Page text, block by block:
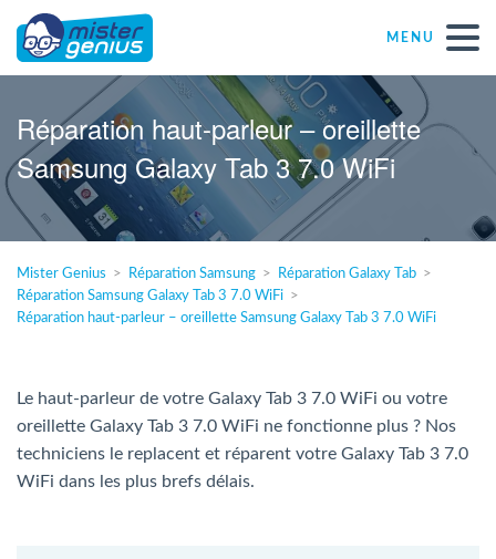
MENU
Réparations – Dépannages
Magasins informatiques toutes marques
Particulier
Indépendant
Réparation haut-parleur – oreillette
Samsung Galaxy Tab 3 7.0 WiFi
Mister Genius Réparation Samsung
Réparation Galaxy Tab
Réparation Samsung Galaxy Tab 3 7.0 WiFi
Réparation haut-parleur – oreillette Samsung Galaxy Tab 3 7.0 WiFi
Le haut-parleur de votre Galaxy Tab 3 7.0 WiFi ou votre
oreillette Galaxy Tab 3 7.0 WiFi ne fonctionne plus ? Nos
techniciens le replacent et réparent votre Galaxy Tab 3 7.0
WiFi dans les plus brefs délais.